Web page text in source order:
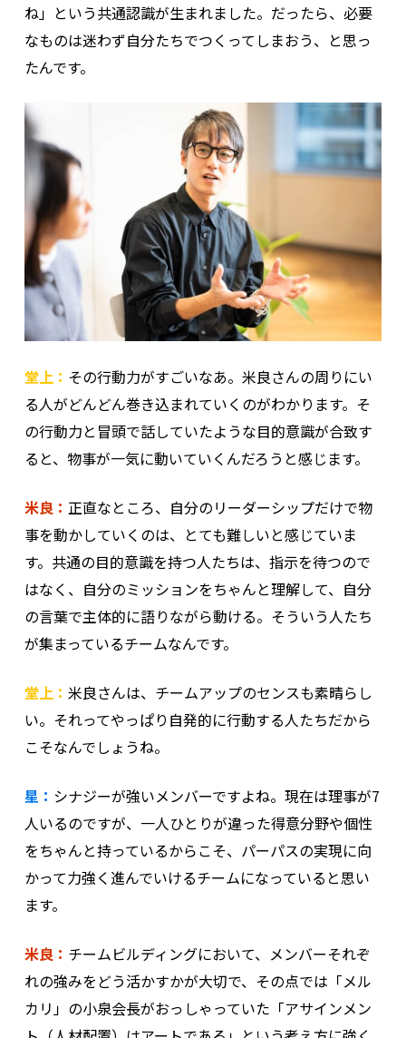
ね」という共通認識が生まれました。だったら、必要
なものは迷わず自分たちでつくってしまおう、と思っ
たんです。
堂上： その行動力がすごいなあ。米良さんの周りにい
る人がどんどん巻き込まれていくのがわかります。そ
の行動力と冒頭で話していたような目的意識が合致す
ると、物事が一気に動いていくんだろうと感じます。
米良： 正直なところ、自分のリーダーシップだけで物
事を動かしていくのは、とても難しいと感じていま
す。共通の目的意識を持つ人たちは、指示を待つので
はなく、自分のミッションをちゃんと理解して、自分
の言葉で主体的に語りながら動ける。そういう人たち
が集まっているチームなんです。
堂上： 米良さんは、チームアップのセンスも素晴らし
い。それってやっぱり自発的に行動する人たちだから
こそなんでしょうね。
星： シナジーが強いメンバーですよね。現在は理事が7
人いるのですが、一人ひとりが違った得意分野や個性
をちゃんと持っているからこそ、パーパスの実現に向
かって力強く進んでいけるチームになっていると思い
ます。
米良： チームビルディングにおいて、メンバーそれぞ
れの強みをどう活かすかが大切で、その点では「メル
カリ」の小泉会長がおっしゃっていた「アサインメン